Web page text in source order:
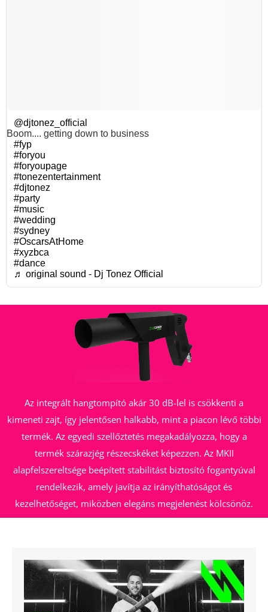
@djtonez_official
Boom.... getting down to business
#fyp
#foryou
#foryoupage
#tonezentertainment
#djtonez
#party
#music
#wedding
#sydney
#OscarsAtHome
#xyzbca
#dance
♬ original sound - Dj Tonez Official
Az integrált hangtompító akár 30 dB-lel is csökkenti a
kimeneti zajt, így jelentősen halkabb, mint a piacon lévő többi
termék. Az egyedi szellőztetés megakadályozza, hogy a
termék szárazjég részecskéket képezzen. Az MKII
alapfelszereltsége beépített stabilitást biztosító fogantyúval
rendelkezik, amely javítja az irányíthatóságot és
kezelhetőséget, miközben elegáns megjelenést kölcsönöz.